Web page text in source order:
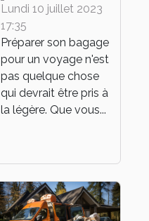
Comment
Préparer son
Bagage
Lundi 10 juillet 2023
17:35
Préparer son bagage
pour un voyage n'est
pas quelque chose
qui devrait être pris à
la légère. Que vous...